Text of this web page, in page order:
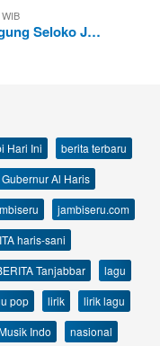
Seloko J…
Hari Ini
berita terbaru
Gubernur Al Haris
jambiseru.com
haris-sani
Tanjabbar
lagu
pop lirik
lirik lagu
Indo
nasional